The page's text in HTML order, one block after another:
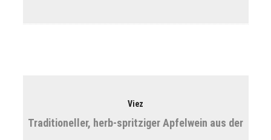
Viez
Traditioneller, herb-spritziger Apfelwein aus der